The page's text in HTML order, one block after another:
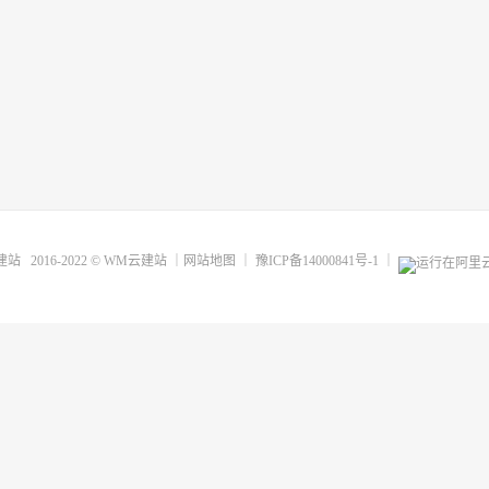
站2016-2022 © WM云建站｜ 网站地图 豫ICP备14000841号-1